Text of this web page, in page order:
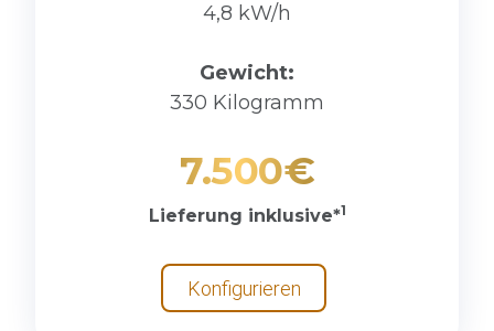
4,8 kW/h
Gewicht:
330 Kilogramm
7.500€
Lieferung inklusive*1
Konfigurieren